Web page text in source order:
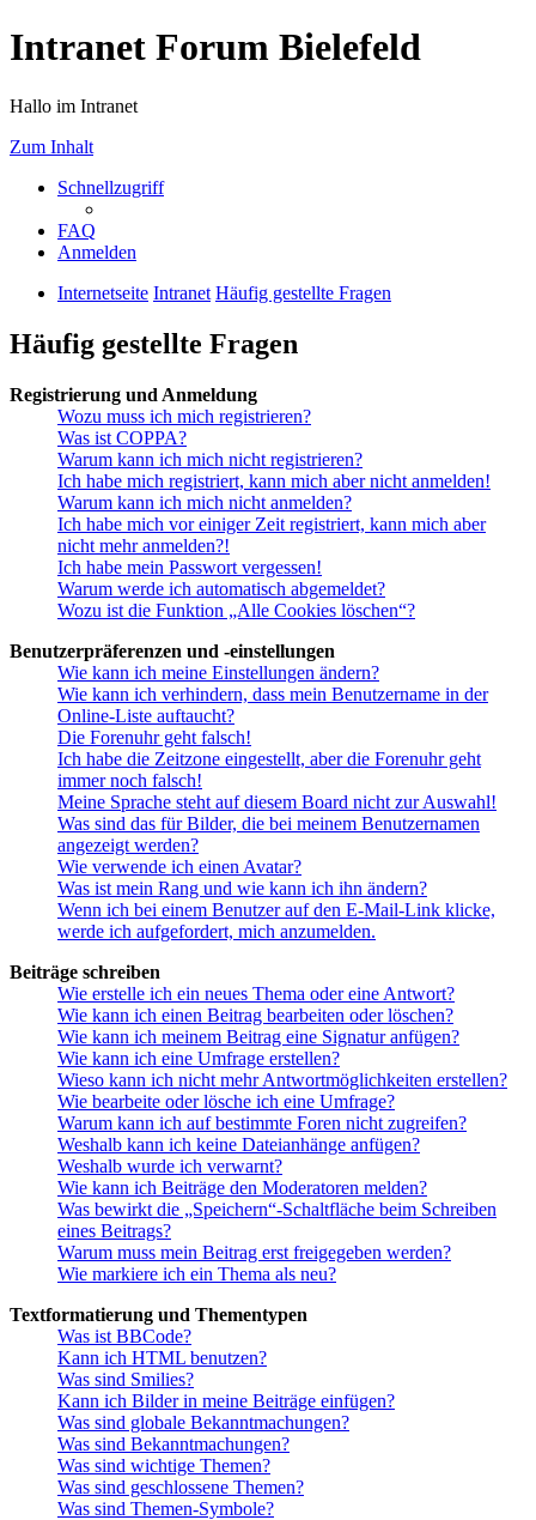
Intranet Forum Bielefeld
Hallo im Intranet
Zum Inhalt
Schnellzugriff
FAQ
Anmelden
Internetseite Intranet Häufig gestellte Fragen
Häufig gestellte Fragen
Registrierung und Anmeldung
Wozu muss ich mich registrieren?
Was ist COPPA?
Warum kann ich mich nicht registrieren?
Ich habe mich registriert, kann mich aber nicht anmelden!
Warum kann ich mich nicht anmelden?
Ich habe mich vor einiger Zeit registriert, kann mich aber
nicht mehr anmelden?!
Ich habe mein Passwort vergessen!
Warum werde ich automatisch abgemeldet?
Wozu ist die Funktion „Alle Cookies löschen“?
Benutzerpräferenzen und -einstellungen
Wie kann ich meine Einstellungen ändern?
Wie kann ich verhindern, dass mein Benutzername in der
Online-Liste auftaucht?
Die Forenuhr geht falsch!
Ich habe die Zeitzone eingestellt, aber die Forenuhr geht
immer noch falsch!
Meine Sprache steht auf diesem Board nicht zur Auswahl!
Was sind das für Bilder, die bei meinem Benutzernamen
angezeigt werden?
Wie verwende ich einen Avatar?
Was ist mein Rang und wie kann ich ihn ändern?
Wenn ich bei einem Benutzer auf den E-Mail-Link klicke,
werde ich aufgefordert, mich anzumelden.
Beiträge schreiben
Wie erstelle ich ein neues Thema oder eine Antwort?
Wie kann ich einen Beitrag bearbeiten oder löschen?
Wie kann ich meinem Beitrag eine Signatur anfügen?
Wie kann ich eine Umfrage erstellen?
Wieso kann ich nicht mehr Antwortmöglichkeiten erstellen?
Wie bearbeite oder lösche ich eine Umfrage?
Warum kann ich auf bestimmte Foren nicht zugreifen?
Weshalb kann ich keine Dateianhänge anfügen?
Weshalb wurde ich verwarnt?
Wie kann ich Beiträge den Moderatoren melden?
Was bewirkt die „Speichern“-Schaltfläche beim Schreiben
eines Beitrags?
Warum muss mein Beitrag erst freigegeben werden?
Wie markiere ich ein Thema als neu?
Textformatierung und Thementypen
Was ist BBCode?
Kann ich HTML benutzen?
Was sind Smilies?
Kann ich Bilder in meine Beiträge einfügen?
Was sind globale Bekanntmachungen?
Was sind Bekanntmachungen?
Was sind wichtige Themen?
Was sind geschlossene Themen?
Was sind Themen-Symbole?